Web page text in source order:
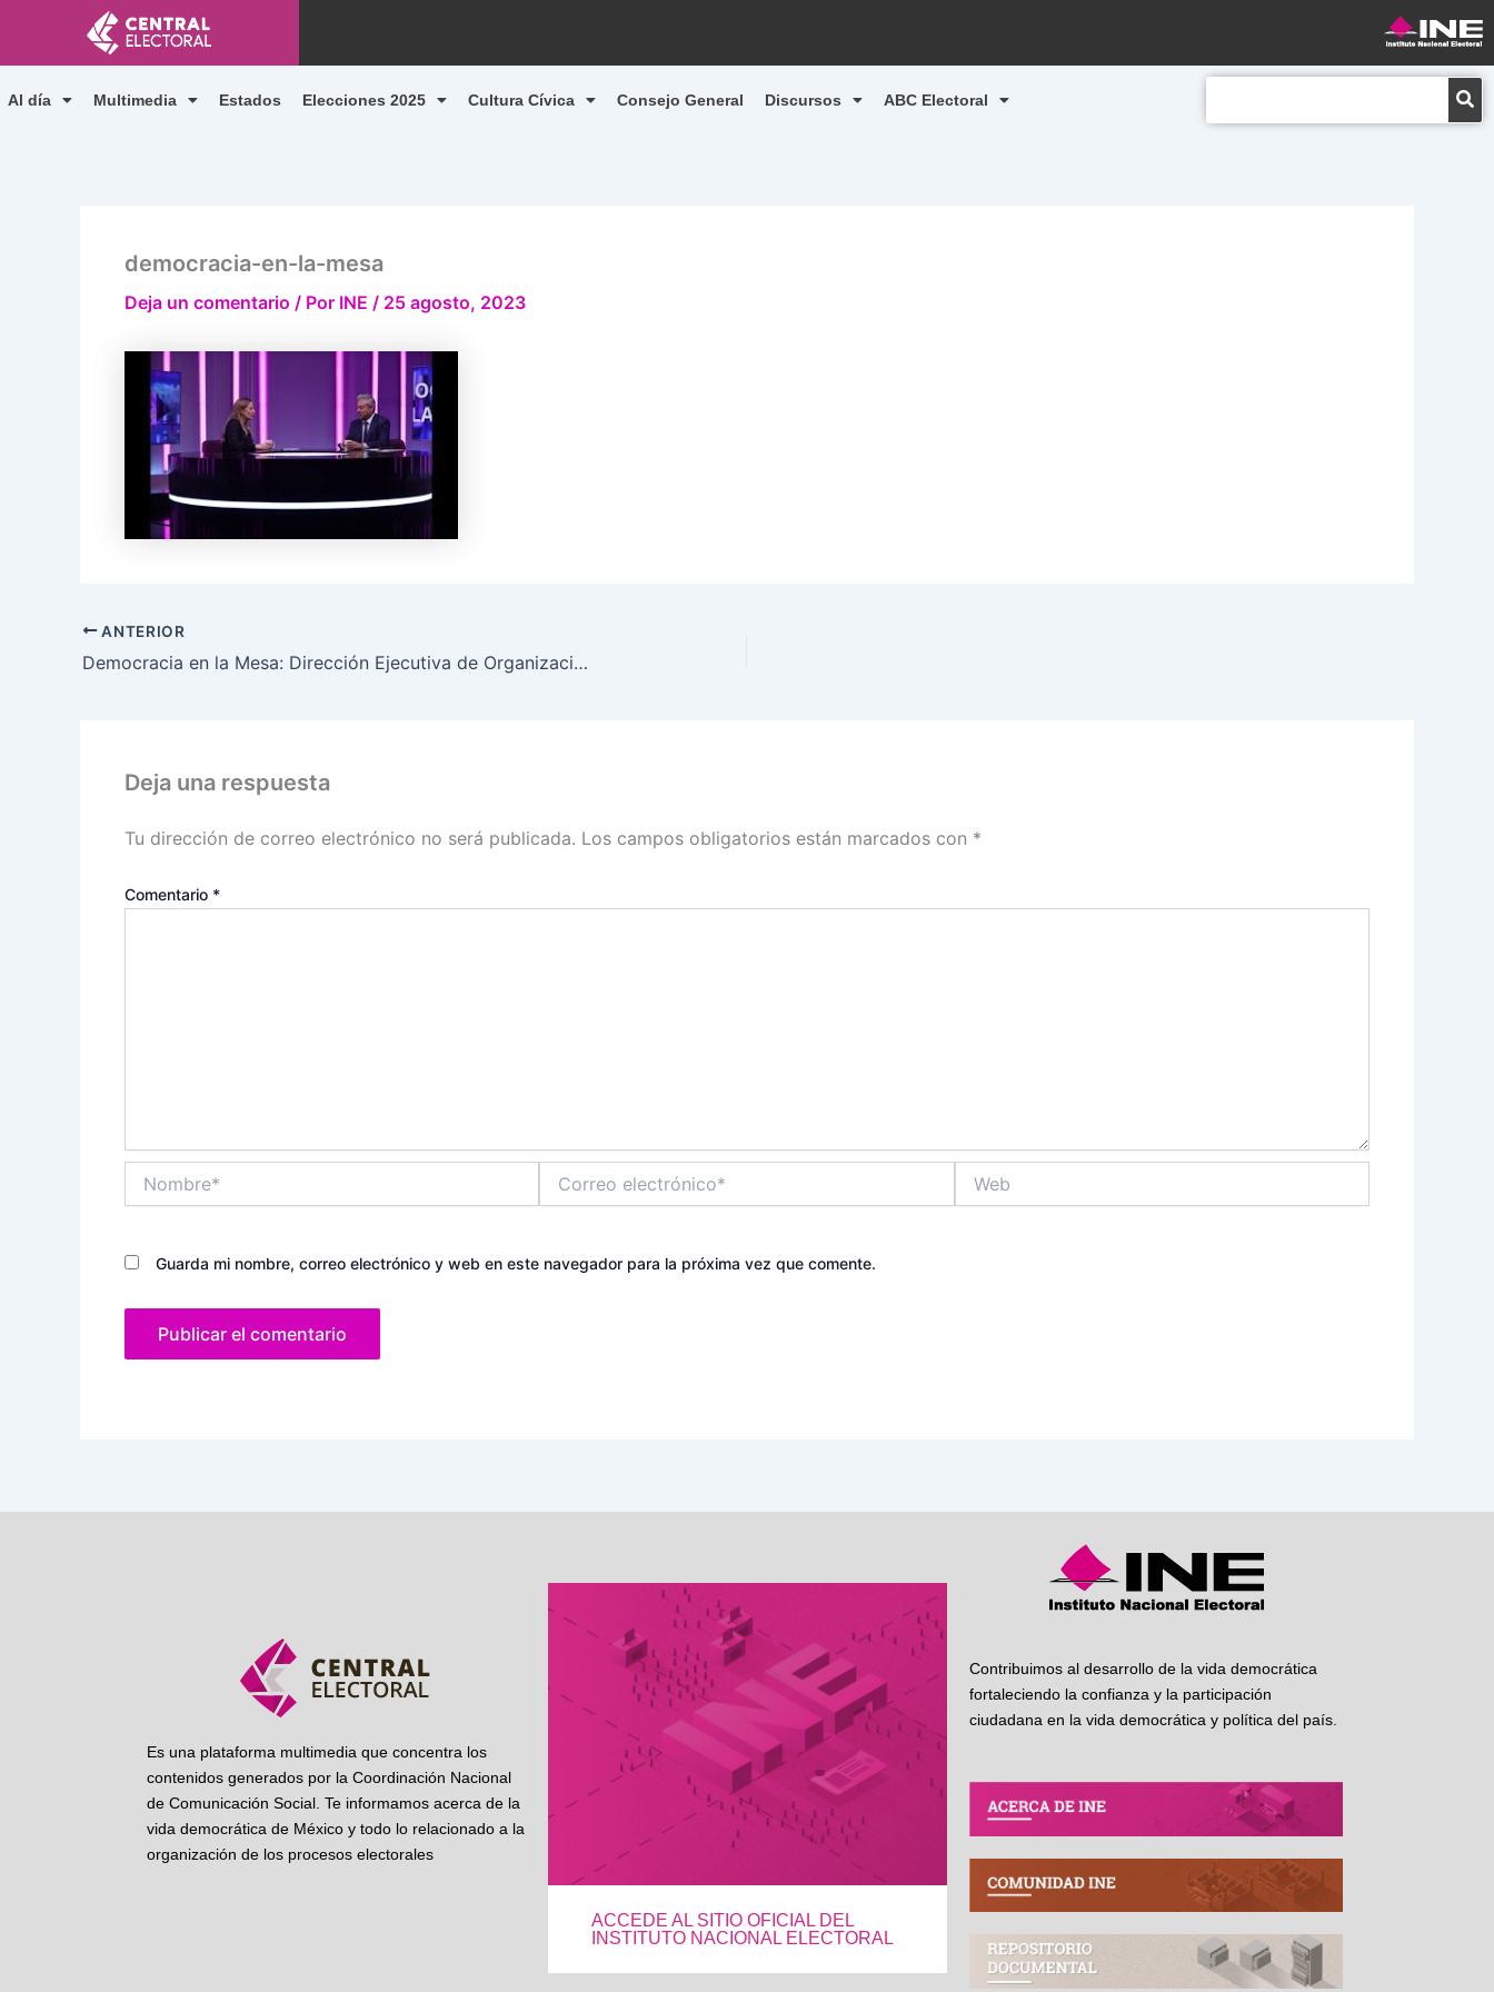
contenido
Al día Multimedia Estados Elecciones 2025 Cultura Cívica Consejo General Discursos ABC Electoral
democracia-en-la-mesa
Deja un comentario / Por INE / 25 agosto, 2023
ANTERIOR
Democracia en la Mesa: Dirección Ejecutiva de Organización
Deja una respuesta
Tu dirección de correo electrónico no será publicada. Los campos obligatorios están marcados con *
Comentario *
electrónico*
Guarda mi nombre, correo electrónico y web en este navegador para la próxima vez que comente.
Es una plataforma multimedia que concentra los
contenidos generados por la Coordinación Nacional
de Comunicación Social. Te informamos acerca de la
vida democrática de México y todo lo relacionado a la
organización de los procesos electorales
ACCEDE AL SITIO OFICIAL DEL
INSTITUTO NACIONAL ELECTORAL
Contribuimos al desarrollo de la vida democrática
fortaleciendo la confianza y la participación
ciudadana en la vida democrática y política del país.